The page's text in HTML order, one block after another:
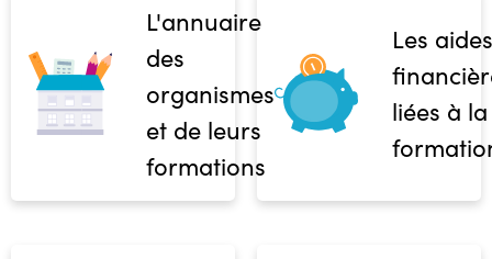
L'annuaire
des
organismes
et de leurs
formations
Les aides
liées à la